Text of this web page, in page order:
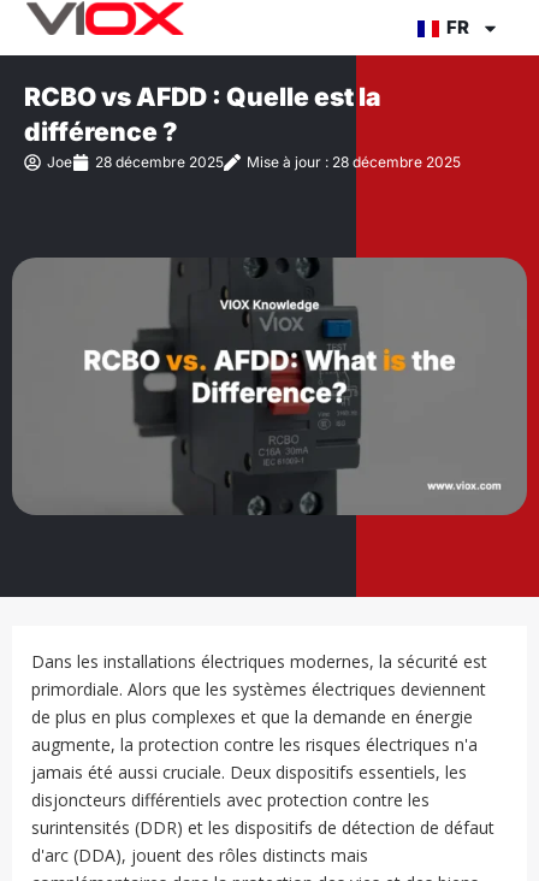
Aller
FR
RCBO vs AFDD : Quelle est la
différence ?
Joe 28 décembre 2025 Mise à jour : 28 décembre 2025
Dans les installations électriques modernes, la sécurité est
primordiale. Alors que les systèmes électriques deviennent
de plus en plus complexes et que la demande en énergie
augmente, la protection contre les risques électriques n'a
jamais été aussi cruciale. Deux dispositifs essentiels, les
disjoncteurs différentiels avec protection contre les
surintensités (DDR) et les dispositifs de détection de défaut
d'arc (DDA), jouent des rôles distincts mais